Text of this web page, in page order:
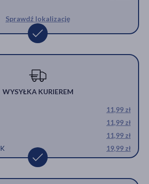
Sprawdź lokalizację
WYSYŁKA KURIEREM
11,99 zł
11,99 zł
11,99 zł
19,99 zł